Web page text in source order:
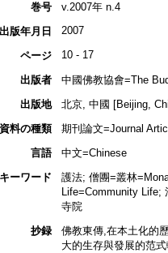
巻号
v.2007年 n.4
出版年月日
2007
ページ 10 - 17
出版者
中國佛教協會=The
出版地
北京, 中國 [Beijing,
資料の種類
期刊論文=Journal
言語
中文=Chinese
キーワード
護法; 僧團=叢林
Life=Community Life;
寺院
抄録
佛教東傳,在本土化的
大的生存與發展的范